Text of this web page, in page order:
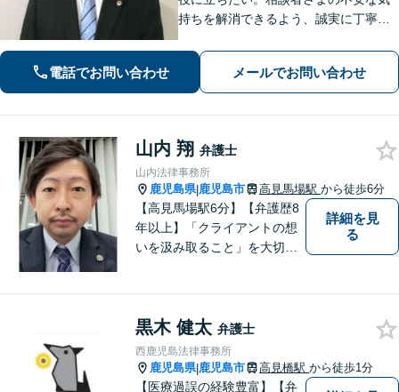
持ちを解消できるよう、誠実に丁寧に
ております【市役所前2分】【休日・夜
間面談OKも可能】
電話でお問い合わせ メールでお問い合わせ
山内 翔 弁護士
山内法律事務所
鹿児島県|鹿児島市 高見馬場駅 から徒歩6分
【高見馬場駅6分】【弁護歴8
年以上】「クライアントの想
いを汲み取ること」を大切に
いく解決になるよう、精一杯
尽力いたします。【対応分野
多数！】
詳細を見
る
黒木 健太 弁護士
西鹿児島法律事務所
鹿児島県|鹿児島市 高見橋駅 から徒歩1分
【医療過誤の経験豊富】【弁